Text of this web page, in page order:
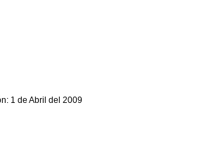
1 de Abril del 2009